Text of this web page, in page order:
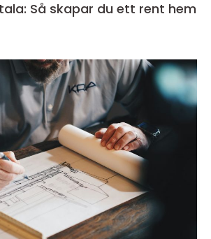
Så skapar du ett rent hem